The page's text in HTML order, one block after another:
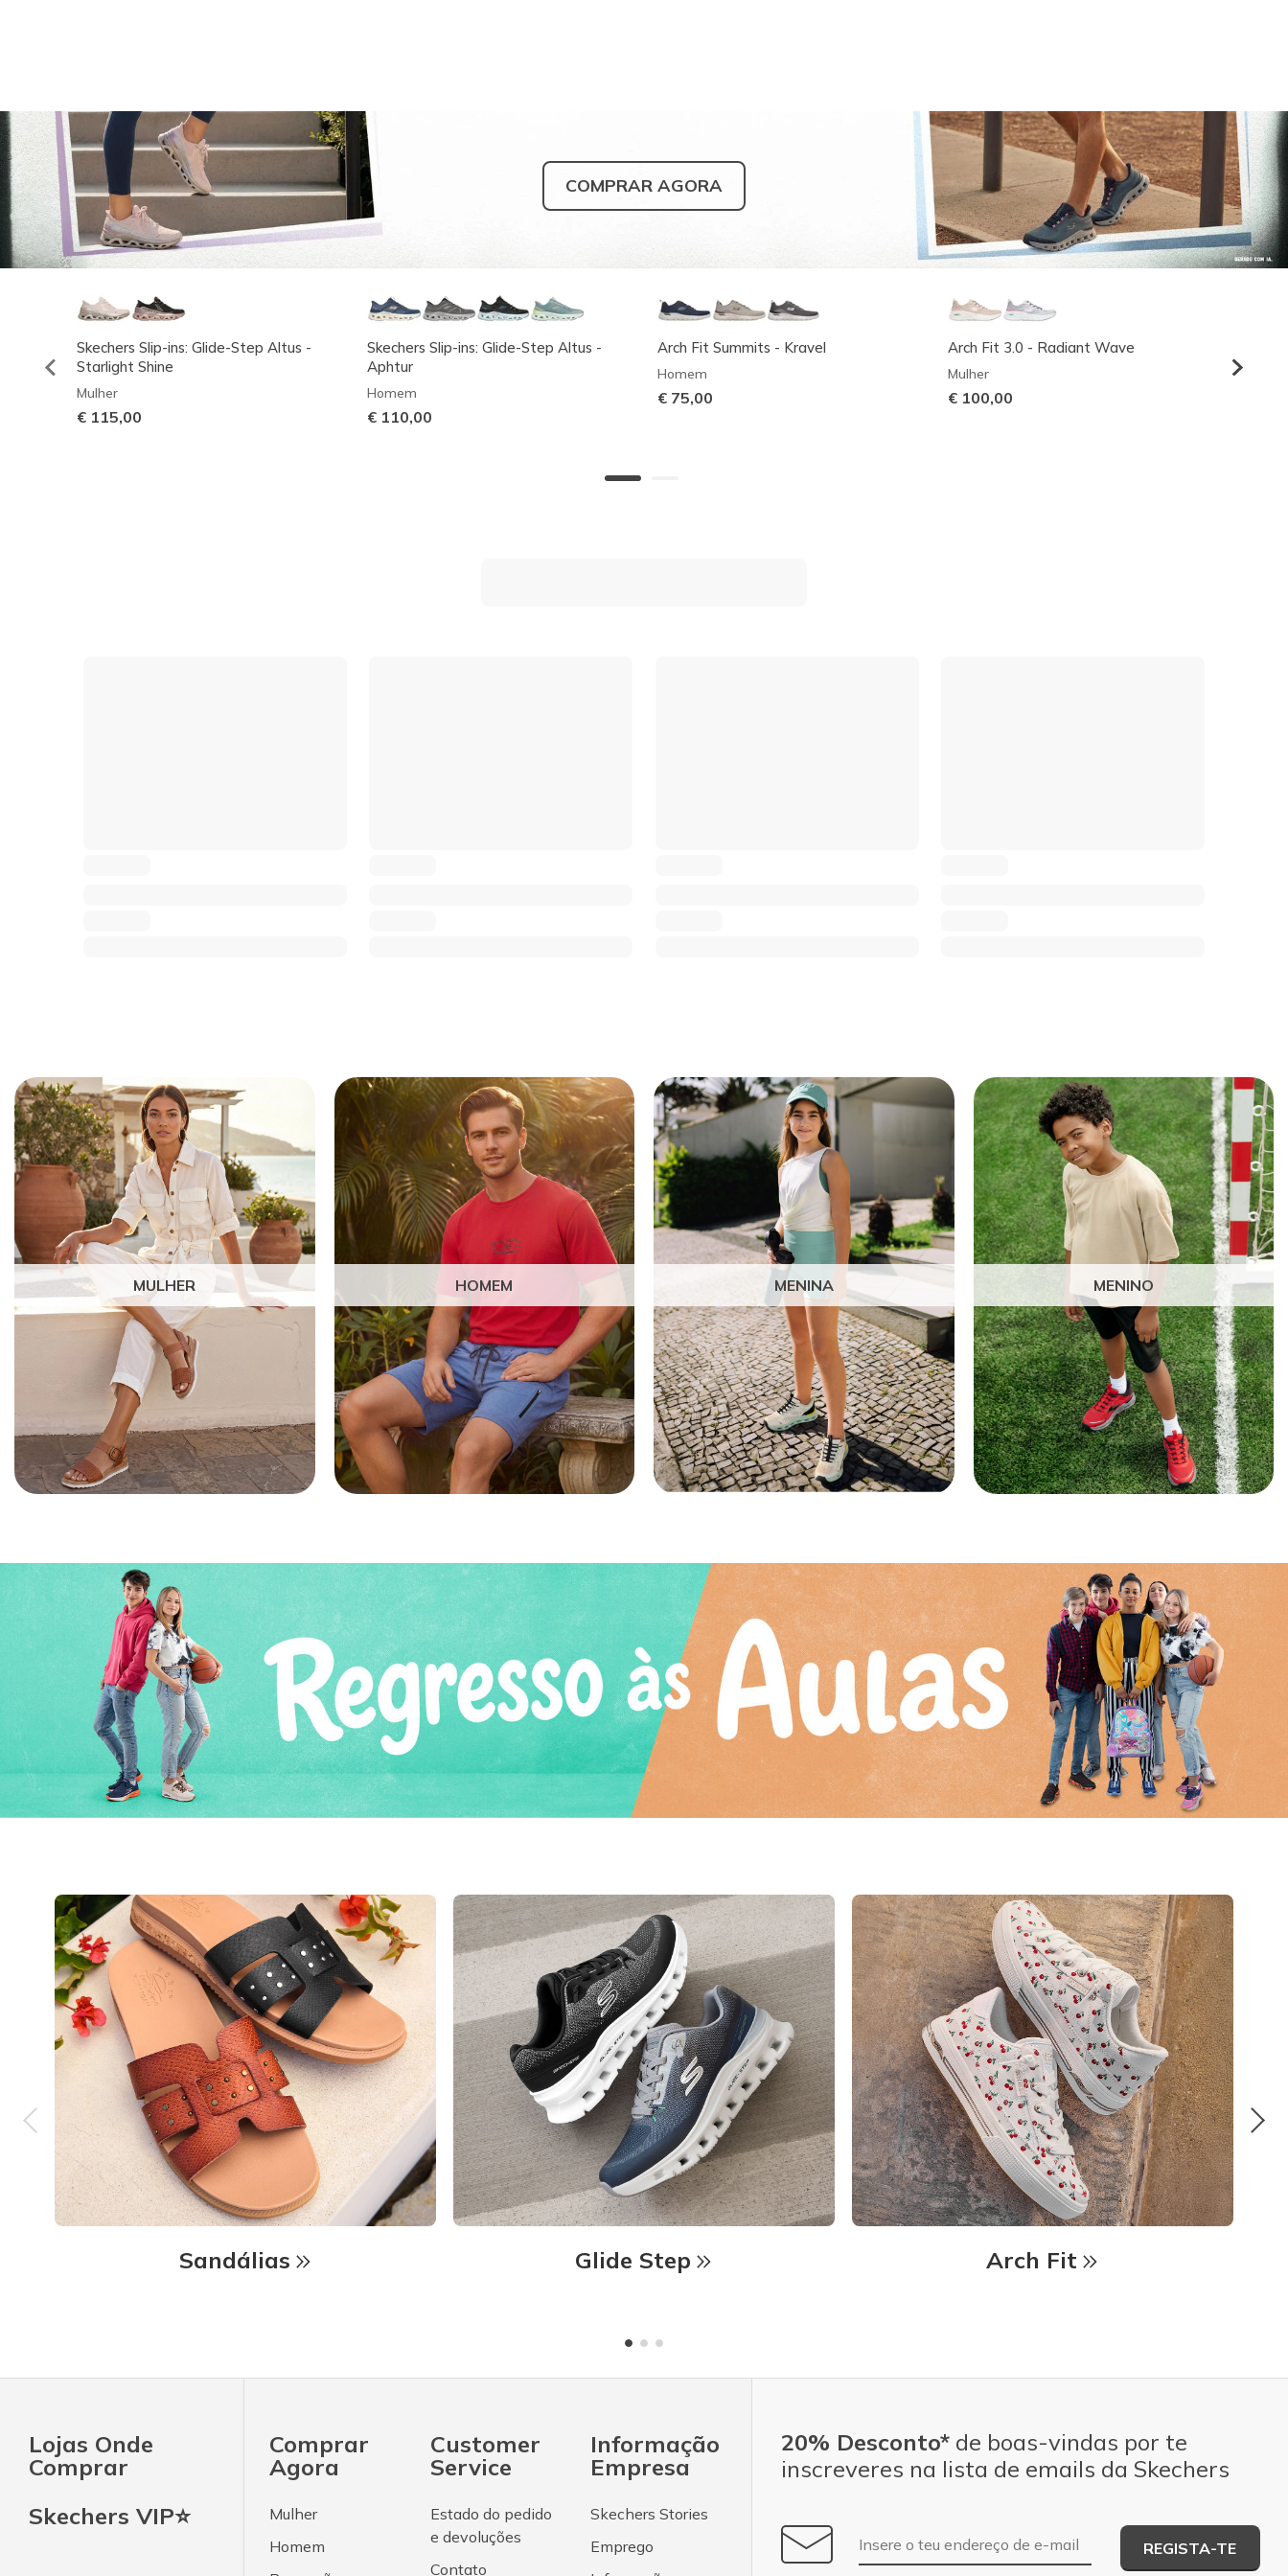
COMPRAR AGORA
Skechers Slip-ins: Glide-Step Altus -
Starlight Shine
Mulher
€ 115,00
Skechers Slip-ins: Glide-Step Altus -
Aphtur
Homem
€ 110,00
Arch Fit Summits - Kravel
Homem
€ 75,00
Arch Fit 3.0 - Radiant Wave
Mulher
€ 100,00
Homem
MULHER HOMEM MENINA MENINO
Sandálias Glide Step Arch Fit
Lojas Onde
Comprar
Skechers VIP⭐
Comprar
Agora
Mulher
Homem
Customer
Service
Estado do pedido
e devoluções
Contato
Informação
Empresa
Skechers Stories
Emprego
20% Desconto* de boas-vindas por te
inscreveres na lista de emails da Skechers
Endereço de e-mail
REGISTA-TE